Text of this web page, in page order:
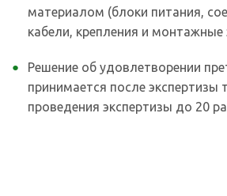
материалом (блоки питания,
кабели, крепления и
Решение об удовлетворении
принимается после экспертизы
проведения экспертизы до 20